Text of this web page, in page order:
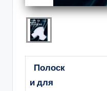
Полоск
и для